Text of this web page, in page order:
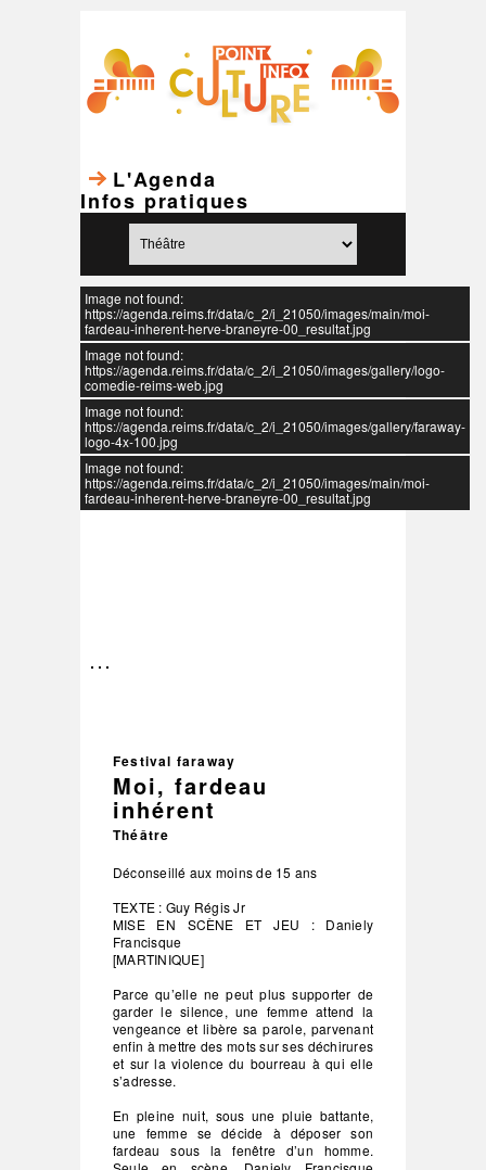
L'Agenda
Infos pratiques
Image not found:
https://agenda.reims.fr/data/c_2/i_21050/images/main/moi-
fardeau-inherent-herve-braneyre-00_resultat.jpg
Image not found:
https://agenda.reims.fr/data/c_2/i_21050/images/gallery/logo-
comedie-reims-web.jpg
Image not found:
https://agenda.reims.fr/data/c_2/i_21050/images/gallery/faraway-
logo-4x-100.jpg
Image not found:
https://agenda.reims.fr/data/c_2/i_21050/images/main/moi-
fardeau-inherent-herve-braneyre-00_resultat.jpg
Festival faraway
Moi, fardeau
inhérent
Théâtre
Déconseillé aux moins de 15 ans
TEXTE : Guy Régis Jr
MISE EN SCÈNE ET JEU : Daniely
Francisque
[MARTINIQUE]
Parce qu’elle ne peut plus supporter de
garder le silence, une femme attend la
vengeance et libère sa parole, parvenant
enfin à mettre des mots sur ses déchirures
et sur la violence du bourreau à qui elle
s’adresse.
En pleine nuit, sous une pluie battante,
une femme se décide à déposer son
fardeau sous la fenêtre d’un homme.